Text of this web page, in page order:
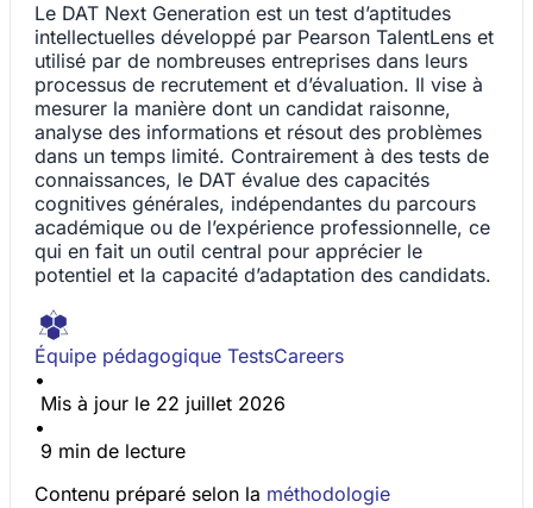
Le DAT Next Generation est un test d’aptitudes
intellectuelles développé par Pearson TalentLens et
utilisé par de nombreuses entreprises dans leurs
processus de recrutement et d’évaluation. Il vise à
mesurer la manière dont un candidat raisonne,
analyse des informations et résout des problèmes
dans un temps limité. Contrairement à des tests de
connaissances, le DAT évalue des capacités
cognitives générales, indépendantes du parcours
académique ou de l’expérience professionnelle, ce
qui en fait un outil central pour apprécier le
potentiel et la capacité d’adaptation des candidats.
Équipe pédagogique TestsCareers
•
Mis à jour le 22 juillet 2026
•
9 min de lecture
Contenu préparé selon la méthodologie